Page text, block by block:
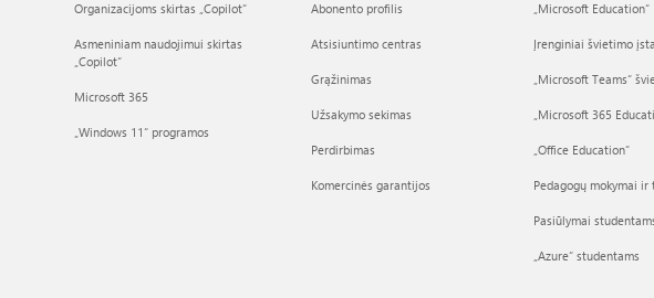
Organizacijoms skirtas „Copilot“
Asmeniniam naudojimui skirtas
„Copilot“
Microsoft 365
„Windows 11“ programos
Abonento profilis
Atsisiuntimo centras
Grąžinimas
Užsakymo sekimas
Perdirbimas
Komercinės garantijos
„Microsoft Education“
Įrenginiai švietimo
„Microsoft Teams“
„Microsoft 365
„Office Education“
Pedagogų mokymai ir
Pasiūlymai
„Azure“ studentams